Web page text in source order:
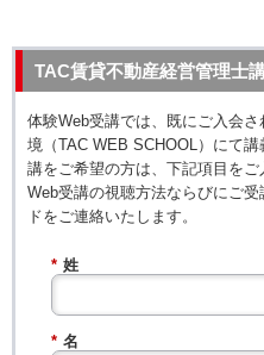
TAC賃貸不動産経営管理士
体験Web受講では、既にご入会
境（TAC WEB SCHOOL）にて
講をご希望の方は、下記項目を
Web受講の視聴方法ならびにご
ドをご連絡いたします。
* 姓
* 名